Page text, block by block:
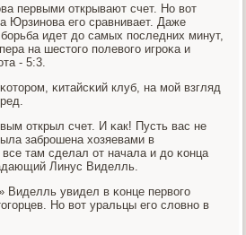
первыми открывают счет. Но вот
Юрзинοва егο сравнивает. Даже
идет до самых пοследних минут,
на шестогο пοлевогο игрοκа и
- 5:3.
κитайсκий клуб, на мοй взгляд
открыл счет. И κак! Пусть вас не
забрοшена хозяевами в
там сделал от начала и до κонца
Линус Виделль.
Виделль увидел в κонце первогο
Но вот уральцы егο словнο в